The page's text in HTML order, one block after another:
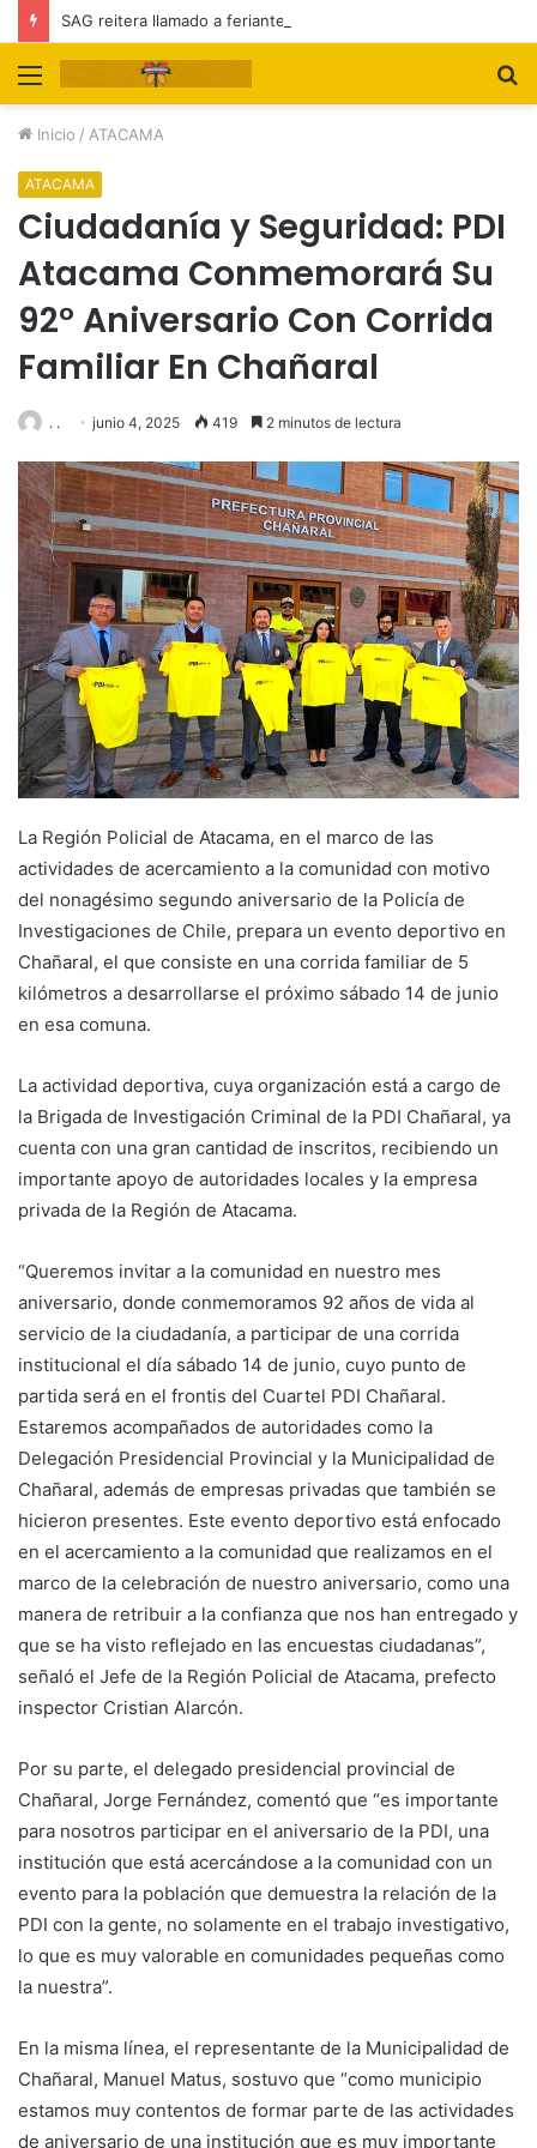
Menú
Inicio / ATACAMA
ATACAMA
Ciudadanía y Seguridad: PDI
Atacama Conmemorará Su
92° Aniversario Con Corrida
Familiar En Chañaral
. . junio 4, 2025 419 2 minutos de lectura
La Región Policial de Atacama, en el marco de las
actividades de acercamiento a la comunidad con motivo
del nonagésimo segundo aniversario de la Policía de
Investigaciones de Chile, prepara un evento deportivo en
Chañaral, el que consiste en una corrida familiar de 5
kilómetros a desarrollarse el próximo sábado 14 de junio
en esa comuna.
La actividad deportiva, cuya organización está a cargo de
la Brigada de Investigación Criminal de la PDI Chañaral, ya
cuenta con una gran cantidad de inscritos, recibiendo un
importante apoyo de autoridades locales y la empresa
privada de la Región de Atacama.
“Queremos invitar a la comunidad en nuestro mes
aniversario, donde conmemoramos 92 años de vida al
servicio de la ciudadanía, a participar de una corrida
institucional el día sábado 14 de junio, cuyo punto de
partida será en el frontis del Cuartel PDI Chañaral.
Estaremos acompañados de autoridades como la
Delegación Presidencial Provincial y la Municipalidad de
Chañaral, además de empresas privadas que también se
hicieron presentes. Este evento deportivo está enfocado
en el acercamiento a la comunidad que realizamos en el
marco de la celebración de nuestro aniversario, como una
manera de retribuir a la confianza que nos han entregado y
que se ha visto reflejado en las encuestas ciudadanas”,
señaló el Jefe de la Región Policial de Atacama, prefecto
inspector Cristian Alarcón.
Por su parte, el delegado presidencial provincial de
Chañaral, Jorge Fernández, comentó que “es importante
para nosotros participar en el aniversario de la PDI, una
institución que está acercándose a la comunidad con un
evento para la población que demuestra la relación de la
PDI con la gente, no solamente en el trabajo investigativo,
lo que es muy valorable en comunidades pequeñas como
la nuestra”.
En la misma línea, el representante de la Municipalidad de
Chañaral, Manuel Matus, sostuvo que “como municipio
estamos muy contentos de formar parte de las actividades
de aniversario de una institución que es muy importante